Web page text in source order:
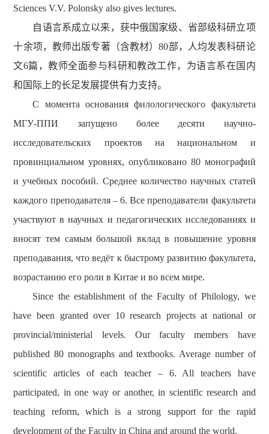
Sciences V.V. Polonsky also gives lectures.
自语言系成立以来，获中俄国家级、省部级科研立项
十余项，教师出版专著（含教材）80部，人均发表科研论
文6篇，教师全面参与科研和教改工作，为语言系在国内
和国际上的长足发展提供有力支持。
С момента основания филологического факультета
МГУ-ППИ запущено более десяти научно-
исследовательских проектов на национальном и
провинциальном уровнях, опубликовано 80 монографий
и учебных пособий. Среднее количество научных статей
каждого преподавателя – 6. Все преподаватели факультета
участвуют в научных и педагогических исследованиях и
вносят тем самым большой вклад в повышение уровня
преподавания, что ведёт к быстрому развитию факультета,
возрастанию его роли в Китае и во всем мире.
Since the establishment of the Faculty ofPhilology, we
have been granted over 10 research projects at national or
provincial/ministerial levels. Our faculty members have
published80 monographs andtextbooks. Average number of
scientific articles of each teacher – 6. All teachers have
participated, in one way or another, in scientific research and
teaching reform, which is a strong support for the rapid
development of the Faculty in China and around the world.